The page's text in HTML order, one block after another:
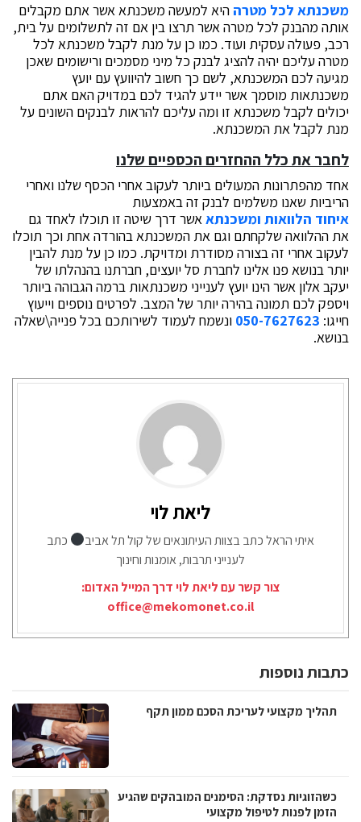
משכנתא לכל מטרה היא למעשה משכנתא אשר אתם מקבלים
אותה מהבנק לכל מטרה אשר תרצו בין אם זה לתשלומים על בית,
רכב, פעולה עסקית ועוד. כמו כן על מנת לקבל משכנתא לכל
מטרה עליכם יהיה להציג לבנק כל מיני מסמכים ורישומים שאכן
מגיעה לכם המשכנתא, לשם כך חשוב להיוועץ עם יועץ
משכנתאות מוסמך אשר יידע להגיד לכם במדויק האם אתם
יכולים לקבל משכנתא זו ומה עליכם להראות לבנקים השונים על
מנת לקבל את המשכנתא.
לחבר את כלל ההחזרים הכספיים שלנו
אחד מהפתרונות המעולים ביותר לעקוב אחרי הכסף שלנו ואחרי
הריביות שאנו משלמים לבנק זה באמצעות
איחוד הלוואות ומשכנתאאשר דרך שיטה זו תוכלו לאחד גם
את ההלוואה שלקחתם וגם את המשכנתא בהורדה אחת וכך תוכלו
לעקוב אחרי זה בצורה מסודרת ומדויקת. כמו כן על מנת להבין
יותר בנושא פנו אלינו לחברת סל יועצים, חברתנו בהנהלתו של
יעקב אלון אשר הינו יועץ לענייני משכנתאות ברמה הגבוהה ביותר
ויספק לכם תמונה בהירה יותר של המצב. לפרטים נוספים וייעוץ
חייגו: 050-7627623 ונשמח לעמוד לשירותכם בכל פנייה\שאלה
בנושא.
ליאת לוי
איתי הראל כתב בצוות העיתונאים של קול תל אביב
כתב
לענייני תרבות, אומנות וחינוך
צור קשר עם ליאת לוי דרך המייל האדום:
office@mekomonet.co.il
כתבות נוספות
תהליך מקצועי לעריכת הסכם ממון תקף
כשהזוגיות נסדקת: הסימנים המובהקים שהגיע
הזמן לפנות לטיפול מקצועי